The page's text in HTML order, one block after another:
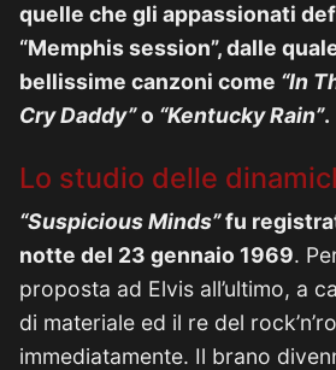
quelle che gli appassionati
“Memphis session”, dalle
bellissime canzoni come “In
Cry Daddy”o “Kentucky Rain”.
Lo studio delle
“Suspicious Minds”fu
notte del 23 gennaio 1969.
proposta ad Elvis all’ultimo, a
di materiale ed il re del
immediatamente. Il brano